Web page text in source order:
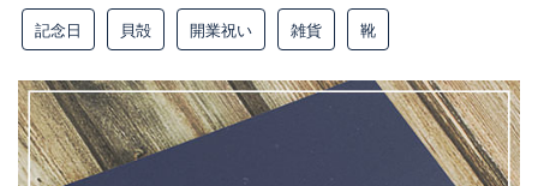
記念日 貝殻 開業祝い 雑貨 靴